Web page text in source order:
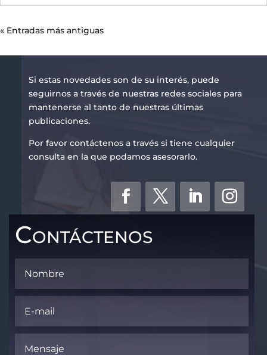
« Entradas más antiguas
Si estas novedades son de su interés, puede
seguirnos a través de nuestras redes sociales para
mantenerse al tanto de nuestras últimas
publicaciones.
Por favor contáctenos a través si tiene cualquier
consulta en la que podamos asesorarlo.
Contáctenos